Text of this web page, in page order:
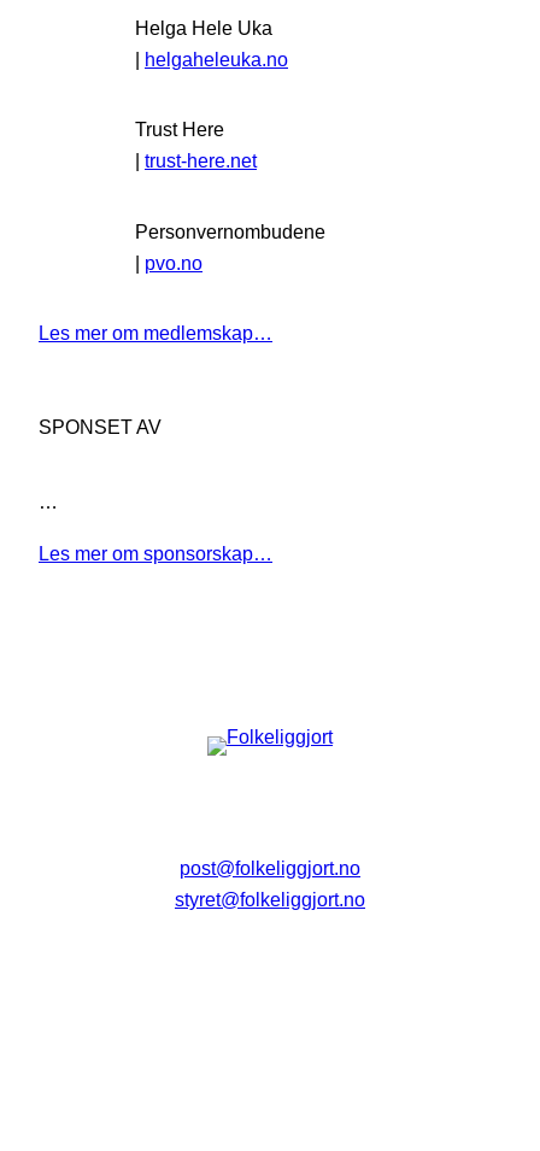
Helga Hele Uka
| helgaheleuka.no
Trust Here
| trust-here.net
Personvernombudene
| pvo.no
Les mer om medlemskap…
SPONSET AV
…
Les mer om sponsorskap…
post@folkeliggjort.no
styret@folkeliggjort.no